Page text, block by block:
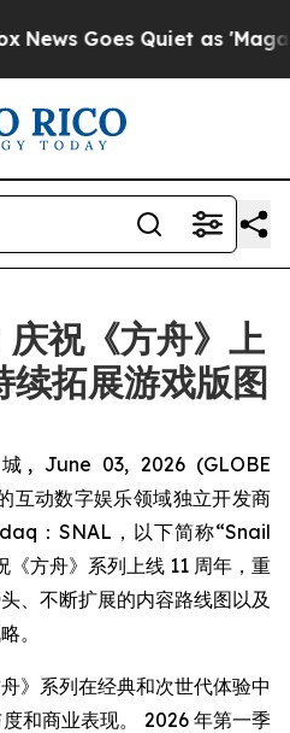
Goes Quiet as 'Maga
祝《方舟》上
拓展游戏版图
June 03, 2026 (GLOBE
互动数字娱乐领域独立开发商
：SNAL，以下简称“Snail
《方舟》系列上线 11 周年，重
、不断扩展的内容路线图以及
。
》系列在经典和次世代体验中
和商业表现。 2026 年第一季